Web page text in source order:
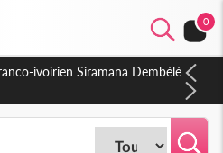
0
neutralisés, le Mindef
des civils